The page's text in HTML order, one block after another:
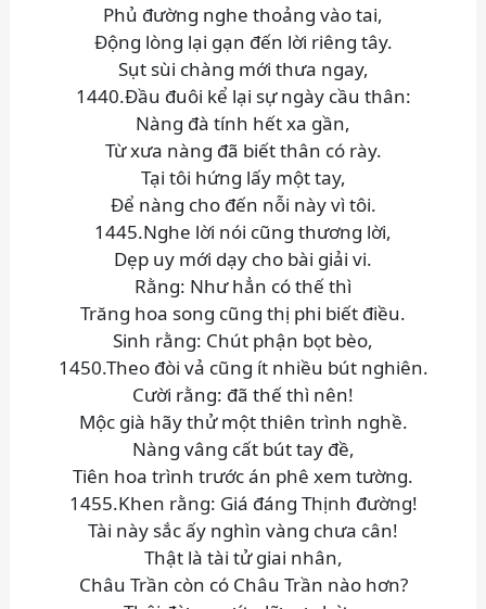
Phủ đường nghe thoảng vào tai,
Động lòng lại gạn đến lời riêng tây.
Sụt sùi chàng mới thưa ngay,
1440.Đầu đuôi kể lại sự ngày cầu thân:
Nàng đà tính hết xa gần,
Từ xưa nàng đã biết thân có rày.
Tại tôi hứng lấy một tay,
Để nàng cho đến nỗi này vì tôi.
1445.Nghe lời nói cũng thương lời,
Dẹp uy mới dạy cho bài giải vi.
Rằng: Như hẳn có thế thì
Trăng hoa song cũng thị phi biết điều.
Sinh rằng: Chút phận bọt bèo,
1450.Theo đòi vả cũng ít nhiều bút nghiên.
Cười rằng: đã thế thì nên!
Mộc già hãy thử một thiên trình nghề.
Nàng vâng cất bút tay đề,
Tiên hoa trình trước án phê xem tường.
1455.Khen rằng: Giá đáng Thịnh đường!
Tài này sắc ấy nghìn vàng chưa cân!
Thật là tài tử giai nhân,
Châu Trần còn có Châu Trần nào hơn?